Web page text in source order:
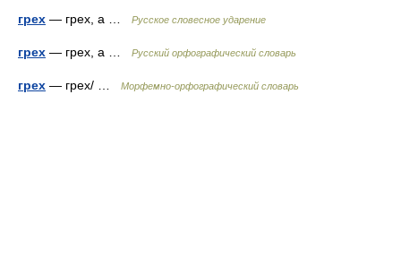
грех — грех, а … Русское словесное ударение
грех — грех, а … Русский орфографический словарь
грех — грех/ … Морфемно-орфографический словарь